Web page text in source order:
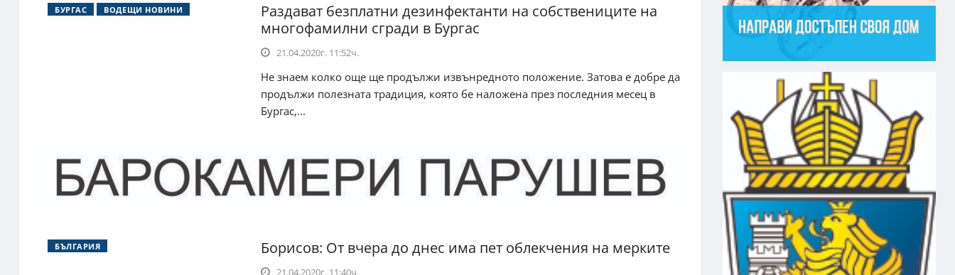
БУРГАС ВОДЕЩИ НОВИНИ
Раздават безплатни дезинфектанти на собствениците на
многофамилни сгради в Бургас
21.04.2020г. 11:52ч.
Не знаем колко още ще продължи извънредното положение. Затова е добре да
продължи полезната традиция, която бе наложена през последния месец в
Бургас,...
БЪЛГАРИЯ Борисов: От вчера до днес има пет облекчения на мерките
21.04.2020г. 11:40ч.